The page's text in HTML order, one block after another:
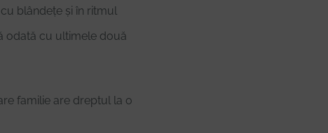
blândețe și în ritmul
odată cu ultimele două
familie are dreptul la o